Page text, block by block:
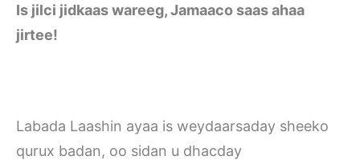
Is jilci jidkaas wareeg, Jamaaco saas ahaa
jirtee!
Labada Laashin ayaa is weydaarsaday sheeko
qurux badan, oo sidan u dhacday